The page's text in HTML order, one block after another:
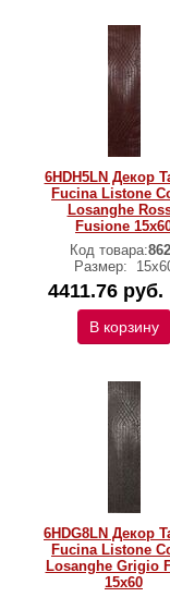
6HDH5LN Декор
Fucina Listone
Losanghe
Fusione
Код товара:
Размер:
4411.76 руб.
В корзину
6HDG8LN Декор
Fucina Listone
Losanghe Grigio
15x60